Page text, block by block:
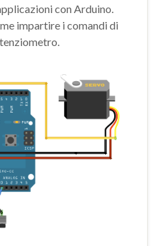
con Arduino.
impartire i comandi di